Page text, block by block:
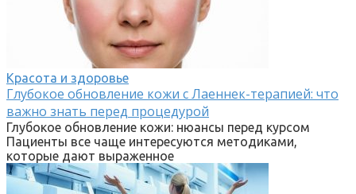
Красота и здоровье
Глубокое обновление кожи с Лаеннек-терапией: что
важно знать перед процедурой
Глубокое обновление кожи: нюансы перед курсом
Пациенты все чаще интересуются методиками,
которые дают выраженное